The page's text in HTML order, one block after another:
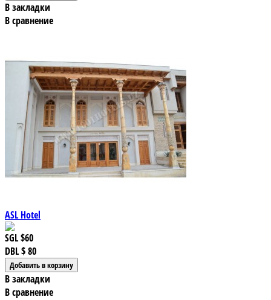
В закладки
В сравнение
ASL Hotel
SGL$60
DBL$ 80
В закладки
В сравнение